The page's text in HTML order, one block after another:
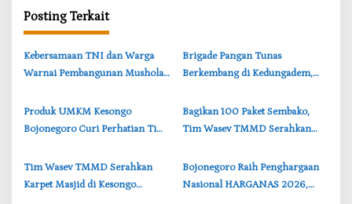
a
s
i
o
s
Posting Terkait
‎Kebersamaan TNI dan Warga
Warnai Pembangunan Mushola
Bojonegoro-Lamongan
‎Brigade Pangan Tunas
Berkembang di Kedungadem,
Pertanian Bojonegoro
‎Produk UMKM Kesongo
Bojonegoro Curi Perhatian Tim
Herry Beri Pujian
‎Bagikan 100 Paket Sembako,
Tim Wasev TMMD Serahkan
Bojonegoro
‎Tim Wasev TMMD Serahkan
Karpet Masjid di Kesongo
‎Bojonegoro Raih Penghargaan
Nasional HARGANAS 2026,